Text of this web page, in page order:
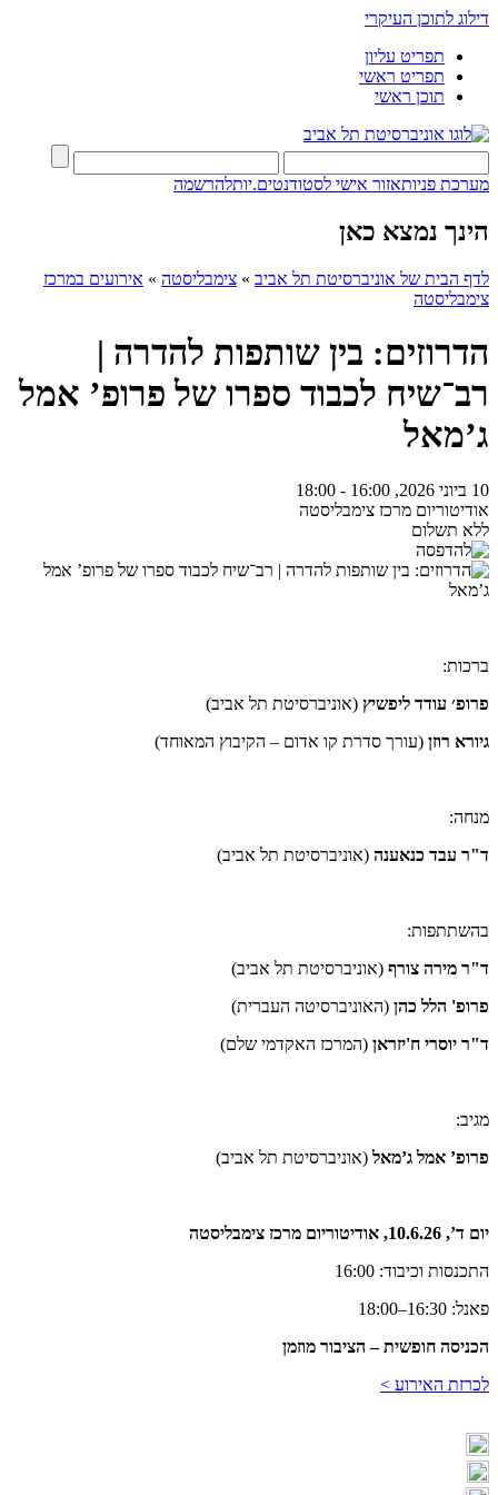
דילוג לתוכן העיקרי
תפריט עליון
תפריט ראשי
תוכן ראשי
מערכת פניותאזור אישי לסטודנטים.יותלהרשמה
הינך נמצא כאן
לדף הבית של אוניברסיטת תל אביב » צימבליסטה » אירועים במרכז
צימבליסטה
הדרוזים: בין שותפות להדרה |
רב־שיח לכבוד ספרו של פרופ’ אמל
ג’מאל
10 ביוני 2026, 16:00 - 18:00
אודיטוריום מרכז צימבליסטה
ללא תשלום
ברכות:
פרופ׳ עודד ליפשיץ (אוניברסיטת תל אביב)
גיורא רוזן (עורך סדרת קו אדום – הקיבוץ המאוחד)
מנחה:
ד"ר עבד כנאענה (אוניברסיטת תל אביב)
בהשתתפות:
ד"ר מירה צורף (אוניברסיטת תל אביב)
פרופ' הלל כהן (האוניברסיטה העברית)
ד"ר יוסרי ח'יזראן (המרכז האקדמי שלם)
מגיב:
פרופ’ אמל ג’מאל (אוניברסיטת תל אביב)
יום ד’, 10.6.26, אודיטוריום מרכז צימבליסטה
התכנסות וכיבוד: 16:00
פאנל: 16:30–18:00
הכניסה חופשית – הציבור מוזמן
לכרזת האירוע >